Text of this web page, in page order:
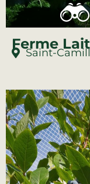
Ferme
Saint-